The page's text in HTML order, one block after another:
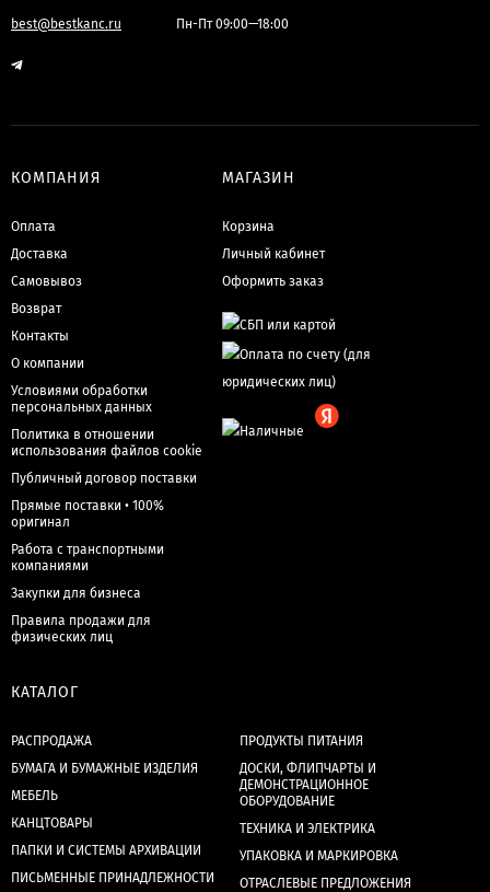
best@bestkanc.ru Пн-Пт 09:00—18:00
КОМПАНИЯ
Оплата
Доставка
Самовывоз
Возврат
Контакты
О компании
Условиями обработки
персональных данных
Политика в отношении
использования файлов cookie
Публичный договор поставки
Прямые поставки • 100%
оригинал
Работа с транспортными
компаниями
Закупки для бизнеса
Правила продажи для
физических лиц
МАГАЗИН
Корзина
Личный кабинет
Оформить заказ
КАТАЛОГ
РАСПРОДАЖА
БУМАГА И БУМАЖНЫЕ ИЗДЕЛИЯ
МЕБЕЛЬ
КАНЦТОВАРЫ
ПАПКИ И СИСТЕМЫ АРХИВАЦИИ
ПИСЬМЕННЫЕ ПРИНАДЛЕЖНОСТИ
ПРОДУКТЫ ПИТАНИЯ
ДОСКИ, ФЛИПЧАРТЫ И
ДЕМОНСТРАЦИОННОЕ
ОБОРУДОВАНИЕ
ТЕХНИКА И ЭЛЕКТРИКА
УПАКОВКА И МАРКИРОВКА
ОТРАСЛЕВЫЕ ПРЕДЛОЖЕНИЯ